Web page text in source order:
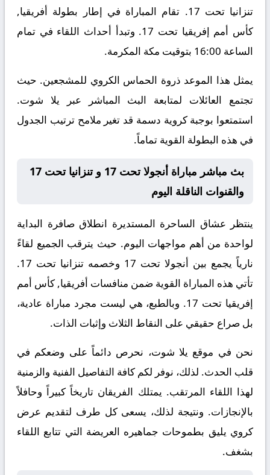
تنزانيا تحت 17. تقام المباراة في إطار بطولة أفريقيا,
كأس أمم إفريقيا تحت 17. وتبدأ أحداث اللقاء في تمام
الساعة 16:00 بتوقيت مكة المكرمة.
يمثل هذا الموعد ذروة الحماس الكروي للمشجعين. حيث
تجتمع العائلات لمتابعة البث المباشر عبر يلا شوت.
استمتعوا بوجبة كروية دسمة قد تغير ملامح ترتيب الجدول
في هذه البطولة القوية تماماً.
بث مباشر مباراة أنجولا تحت 17 و تنزانيا تحت 17
والقنوات الناقلة اليوم
ينتظر عشاق الساحرة المستديرة انطلاق صافرة البداية
لواحدة من أهم مواجهات اليوم. حيث يترقب الجميع لقاءً
نارياً يجمع بين أنجولا تحت 17 وخصمه تنزانيا تحت 17
.
تأتي هذه المباراة القوية ضمن منافسات أفريقيا, كأس أمم
إفريقيا تحت 17
. وبالطبع، هي ليست مجرد مباراة عادية،
بل صراع حقيقي على النقاط الثلاث وإثبات الذات.
نحن في موقع يلا شوت، نحرص دائماً على وضعكم في
قلب الحدث. لذلك، نوفر لكم كافة التفاصيل الفنية والزمنية
لهذا اللقاء المرتقب. يمتلك الفريقان تاريخاً كبيراً وحافلاً
بالإنجازات. ونتيجة لذلك، يسعى كل طرف لتقديم عرض
كروي يليق بطموحات جماهيره العريضة التي تتابع اللقاء
بشغف.